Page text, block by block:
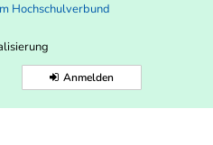
Hochschulverbund
Anmelden